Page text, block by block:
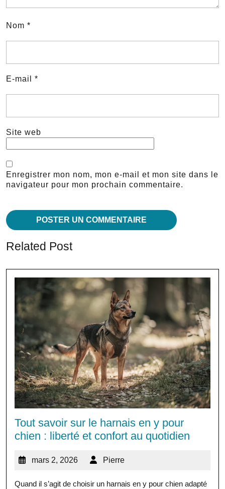
Nom *
E-mail *
Site web
Enregistrer mon nom, mon e-mail et mon site dans le
navigateur pour mon prochain commentaire.
Related Post
Tout savoir sur le harnais en y pour
chien : liberté et confort au quotidien
mars 2, 2026 Pierre
Quand il s’agit de choisir un harnais en y pour chien adapté